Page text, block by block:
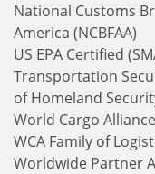
National Customs
America (NCBFAA)
US EPA Certified
Transportation
of Homeland
World Cargo
WCA Family of
Worldwide Partner